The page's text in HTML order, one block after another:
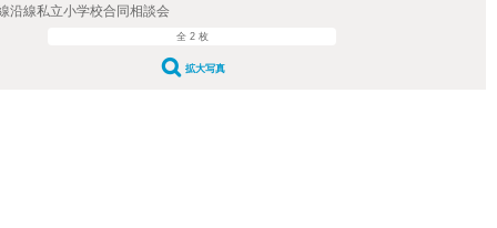
沿線私立小学校合同相談会
全 2 枚
拡大写真